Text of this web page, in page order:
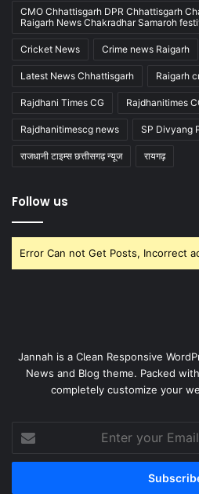
CMO Chhattisgarh DPR Chhattisgarh
Raigarh News Chakradhar Samaroh
Cricket News Crime news Raigarh
Latest News Chhattisgarh Raigarh
Rajdhani Times CG Rajdhanitimes
Rajdhanitimescg news SP Divyang
राजधानी टाइम्स छत्तीसगढ़ न्यूज रायगढ़
Follow us
Error Can not Get Posts, Incorrect
Jannah is a Clean Responsive
News and Blog theme. Packed
completely customize your
your
Email